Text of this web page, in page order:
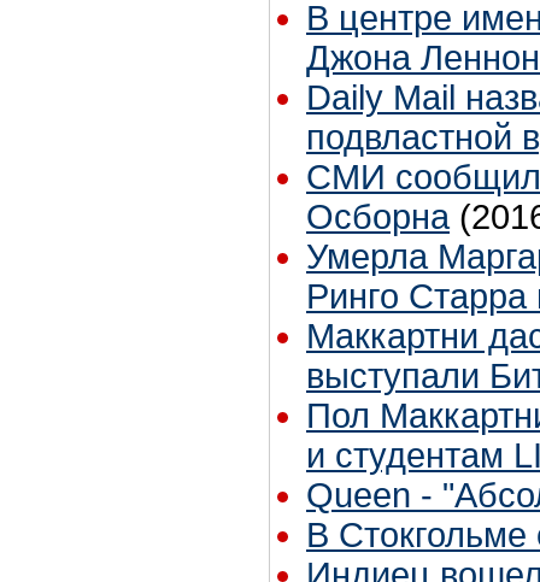
В центре
Джона
Daily Mail
подвластной
СМИ
Осборна
Умерла
Ринго
Маккартни
выступали
Пол
и студентам
Queen -
В Стокгольме